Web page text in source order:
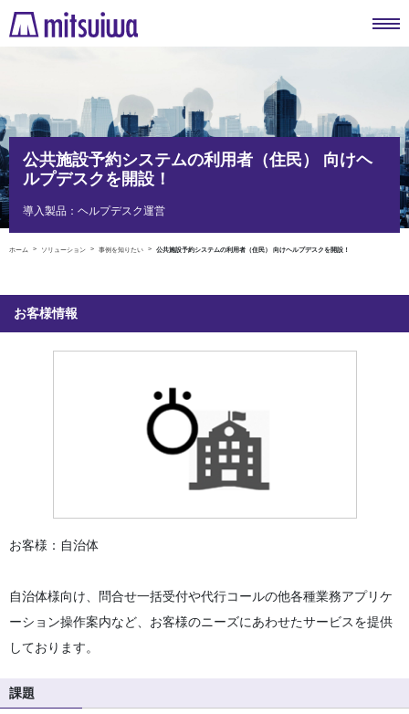
公共施設予約システムの利用者（住民） 向けヘ
ルプデスクを開設！
導入製品：ヘルプデスク運営
ホーム ソリューション 事例を知りたい 公共施設予約システムの利用者（住民） 向けヘルプデスクを開設！
お客様情報
お客様：自治体
自治体様向け、問合せ一括受付や代行コールの他各種業務アプリケ
ーション操作案内など、お客様のニーズにあわせたサービスを提供
しております。
課題